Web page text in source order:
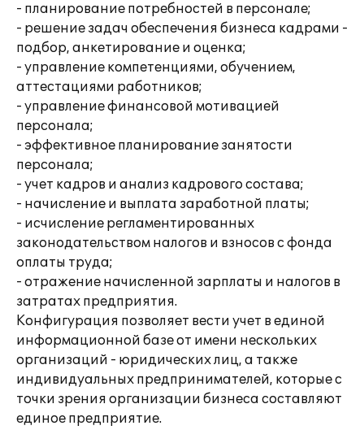
- планирование потребностей в персонале;
- решение задач обеспечения бизнеса кадрами -
подбор, анкетирование и оценка;
- управление компетенциями, обучением,
аттестациями работников;
- управление финансовой мотивацией
персонала;
- эффективное планирование занятости
персонала;
- учет кадров и анализ кадрового состава;
- начисление и выплата заработной платы;
- исчисление регламентированных
законодательством налогов и взносов с фонда
оплаты труда;
- отражение начисленной зарплаты и налогов в
затратах предприятия.
Конфигурация позволяет вести учет в единой
информационной базе от имени нескольких
организаций - юридических лиц, а также
индивидуальных предпринимателей, которые с
точки зрения организации бизнеса составляют
единое предприятие.